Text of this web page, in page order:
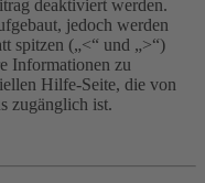
deaktiviert werden.
jedoch werden
spitzen („<“ und „>“)
Informationen zu
Hilfe-Seite, die von
zugänglich ist.